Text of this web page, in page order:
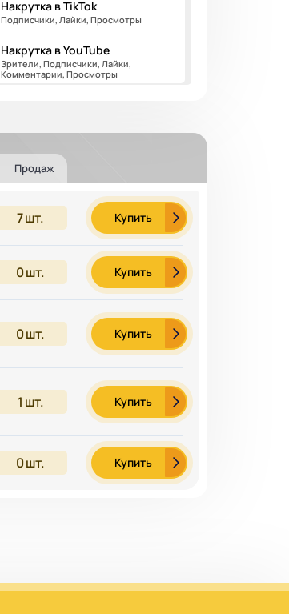
Накрутка в TikTok
Подписчики, Лайки, Просмотры
Накрутка в YouTube
Зрители, Подписчики, Лайки,
Комментарии, Просмотры
Продаж
7шт. Купить
0шт. Купить
0шт. Купить
1 шт. Купить
0шт. Купить